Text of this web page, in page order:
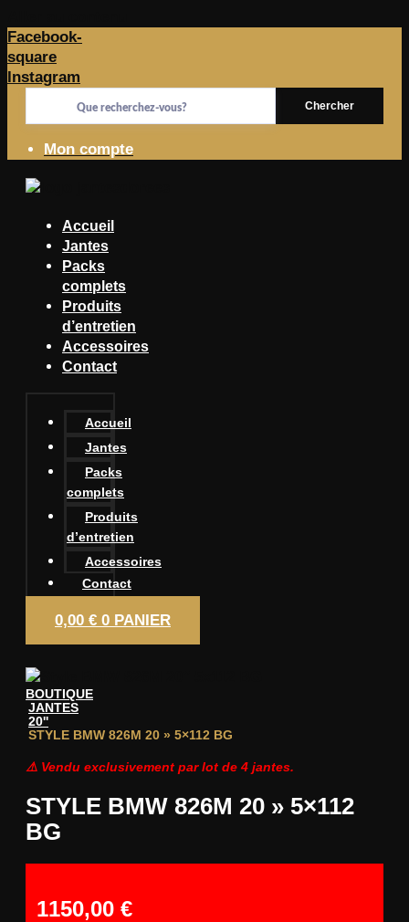
Facebook-
square
Instagram
Chercher
Mon compte
Accueil
Jantes
Packs
complets
Produits
d’entretien
Accessoires
Contact
Accueil
Jantes
Packs
complets
Produits
d’entretien
Accessoires
Contact
0,00 € 0 PANIER
BOUTIQUE
JANTES
20''
STYLE BMW 826M 20 » 5×112 BG
⚠️ Vendu exclusivement par lot de 4 jantes.
STYLE BMW 826M 20 » 5×112
BG
1150,00 €